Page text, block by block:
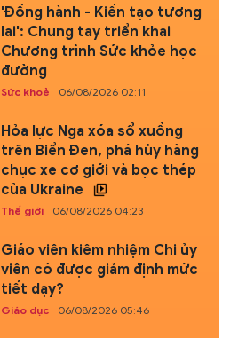
'Đồng hành - Kiến tạo tương
lai': Chung tay triển khai
Chương trình Sức khỏe học
đường
Sức khoẻ 06/08/2026 02:11
Hỏa lực Nga xóa sổ xuồng
trên Biển Đen, phá hủy hàng
chục xe cơ giới và bọc thép
của Ukraine
Thế giới 06/08/2026 04:23
Giáo viên kiêm nhiệm Chi ủy
viên có được giảm định mức
tiết dạy?
Giáo dục 06/08/2026 05:46